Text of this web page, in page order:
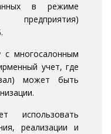
в режиме
с многосалонным
учет, где
может быть
использовать
реализации и